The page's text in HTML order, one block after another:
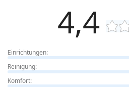
4,4
Einrichtungen:
Reinigung:
Komfort: